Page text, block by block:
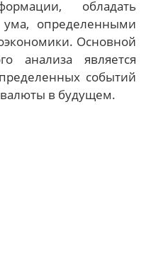
обладать
ума, определенными
Основной
анализа является
событий
в будущем.